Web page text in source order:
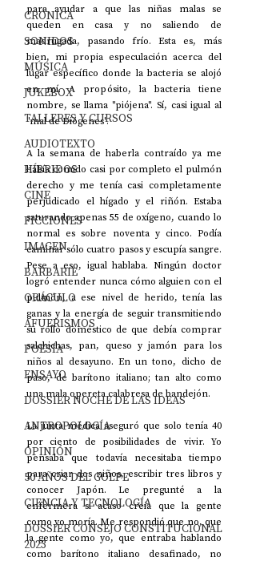
CRÓNICA
SONIDOS
MÚSICA
JUKEBOX
TALLERES Y CURSOS
AUDIOTEXTO
HÍBRIDOS
CINE
FICCIONES
IMAGEN
BARBARIE
ORÁCULO
AFUERISMOS
POESÍA
ENSAYO
DOSSIER NOCHE DE LAS IDEAS
ANTROPOLOGÍA
OPINIÓN
50 AÑOS DEL GOLPE
CIENCIA Y TECNOLOGÍA
DOSSIER CONSEJO CONSTITUCIONAL
2023
para ayudar a que las niñas malas se
queden en casa y no saliendo de
madrugada, pasando frío. Esta es, más
bien, mi propia especulación acerca del
lugar específico donde la bacteria se alojó
en mí. A propósito, la bacteria tiene
nombre, se llama "piójena". Sí, casi igual al
"mal de Diógenes".
A la semana de haberla contraído ya me
había comido casi por completo el pulmón
derecho y me tenía casi completamente
perjudicado el hígado y el riñón. Estaba
saturando apenas 55 de oxígeno, cuando lo
normal es sobre noventa y cinco. Podía
caminar sólo cuatro pasos y escupía sangre.
Pese a eso, igual hablaba. Ningún doctor
logró entender nunca cómo alguien con el
pulmón, a ese nivel de herido, tenía las
ganas y la energía de seguir transmitiendo
su rollo doméstico de que debía comprar
salchichas, pan, queso y jamón para los
niños al desayuno. En un tono, dicho de
paso, de barítono italiano; tan alto como
una mala opereta calabresa de bandejón.
La junta médica aseguró que solo tenía 40
por ciento de posibilidades de vivir. Yo
pensaba que todavía necesitaba tiempo
para criar dos niños, escribir tres libros y
conocer Japón. Le pregunté a la
enfermera si acaso creía que la gente
como yo moría. Me respondió que no, que
la gente como yo, que entraba hablando
como barítono italiano desafinado, no